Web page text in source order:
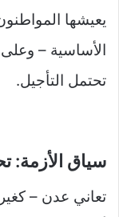
يعيشها
الأساسية – وعلى
تحتمل التأجيل.
سياق الأزمة:
تعاني عدن –